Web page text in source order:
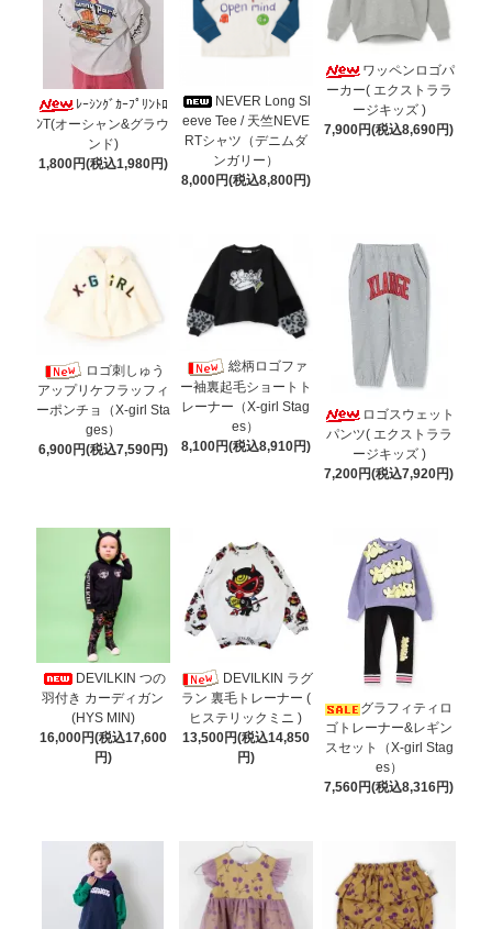
ﾚｰｼﾝｸﾞｶｰﾌﾟﾘﾝﾄﾛ
ﾝT(オーシャン&グラウ
ンド)
1,800円(税込1,980円)
NEVER Long Sl
eeve Tee / 天竺NEVE
RTシャツ（デニムダ
ンガリー）
8,000円(税込8,800円)
ワッペンロゴパ
ーカー( エクストララ
ージキッズ )
7,900円(税込8,690円)
ロゴ刺しゅう
アップリケフラッフィ
ーポンチョ（X-girl Sta
ges）
6,900円(税込7,590円)
総柄ロゴファ
ー袖裏起毛ショートト
レーナー（X-girl Stag
es）
8,100円(税込8,910円)
ロゴスウェット
パンツ( エクストララ
ージキッズ )
7,200円(税込7,920円)
DEVILKIN つの
羽付き カーディガン
(HYS MIN)
16,000円(税込17,600
円)
DEVILKIN ラグ
ラン 裏毛トレーナー (
ヒステリックミニ )
13,500円(税込14,850
円)
グラフィティロ
ゴトレーナー&レギン
スセット（X-girl Stag
es）
7,560円(税込8,316円)